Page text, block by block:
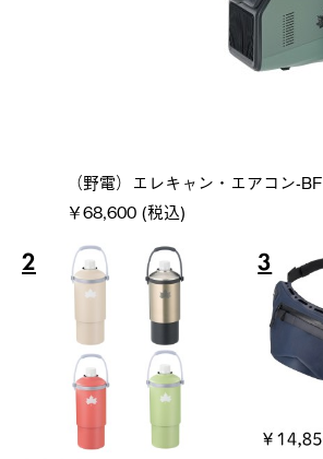
（野電）エレキャン・エアコン-BF
￥68,600 (税込)
2 3